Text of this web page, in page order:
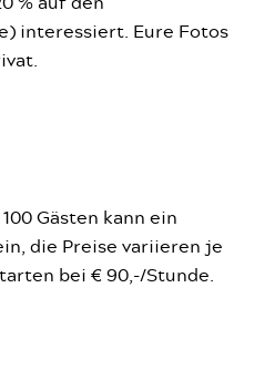
interessiert. Eure Fotos
Gästen kann ein
die Preise variieren je
bei € 90,-/Stunde.